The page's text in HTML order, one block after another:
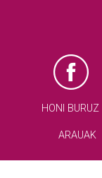
HONI BURUZ
ARAUAK